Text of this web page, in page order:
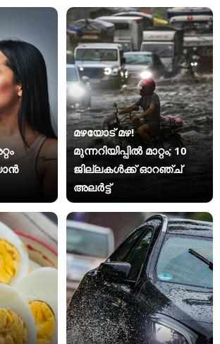
മഴയോട് മഴ!
മുന്നറിയിപ്പില്‍ മാറ്റം; 10
ജില്ലകള്‍ക്ക് ഓറഞ്ച്
അലര്‍ട്ട്‌